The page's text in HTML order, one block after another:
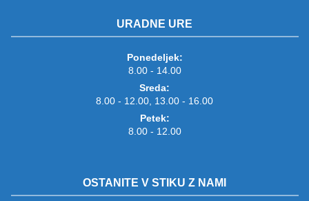
URADNE URE
Ponedeljek:
8.00 - 14.00
Sreda:
8.00 - 12.00, 13.00 - 16.00
Petek:
8.00 - 12.00
OSTANITE V STIKU Z NAMI